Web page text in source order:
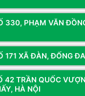
lợi từ công nghệ
nhớ đệm có thể được
Tuy nhiên, để giảm
tương tự như 3D V-
hơn.
có kế hoạch tích
330, PHẠM VĂN
171 XÃ ĐÀN, ĐỐNG
42 TRẦN QUỐC
HÀ NỘI